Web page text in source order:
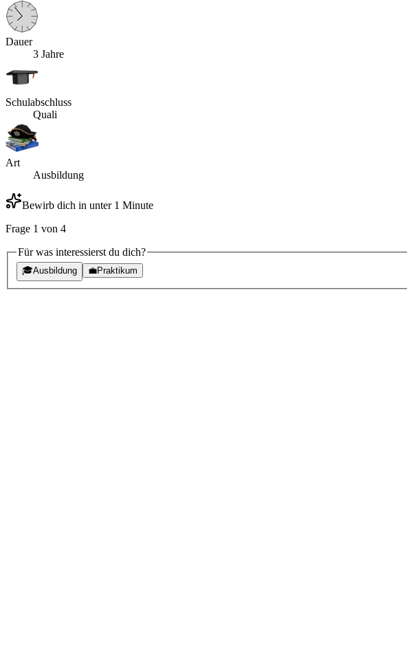
Dauer
3 Jahre
Schulabschluss
Quali
Art
Ausbildung
Bewirb dich in unter 1 Minute
Frage 1 von 4
Für was interessierst du dich?
🎓Ausbildung 💼Praktikum